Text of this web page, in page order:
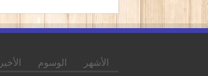
الأشهر الوسوم